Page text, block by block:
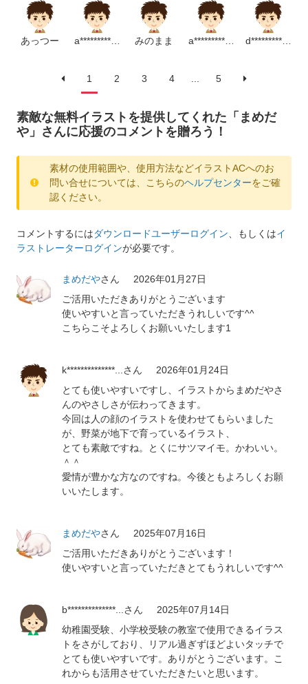
あっつー a******************m みのまま a*********************m d********************p
1 2 3 4 5
素敵な無料イラストを提供してくれた「まめだ
や」さんに応援のコメントを贈ろう！
素材の使用範囲や、使用方法などイラストACへのお
問い合せについては、こちらのヘルプセンターをご確
認ください。
コメントするにはダウンロードユーザーログイン 、もしくはイ
ラストレーターログインが必要です。
まめだやさん
2026年01月27日
ご活用いただきありがとうございます
使いやすいと言っていただきうれしいです^^
こちらこそよろしくお願いいたします1
k**************... さん
2026年01月24日
とても使いやすいですし、イラストからまめだやさ
んのやさしさが伝わってきます。
今回は人の顔のイラストを使わせてもらいました
が、野菜が地下で育っているイラスト、
とても素敵ですね。とくにサツマイモ。かわいい。
＾＾
愛情が豊かな方なのですね。今後ともよろしくお願
いいたします。
まめだやさん
2025年07月16日
ご活用いただきありがとうございます！
使いやすいと言っていただきとてもうれしいです^^
b**************... さん
2025年07月14日
幼稚園受験、小学校受験の教室で使用できるイラス
トをさがしており、リアル過ぎずほどよいタッチで
とても使いやすいです。ありがとうございます。こ
れからも活用させていただきたいと思います。